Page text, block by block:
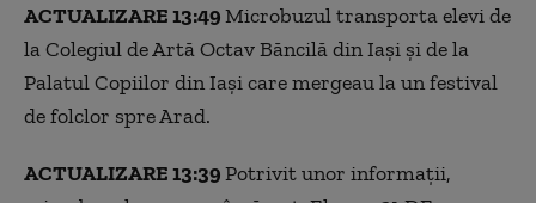
ACTUALIZARE 13:49Microbuzul transporta elevi de
la Colegiul de Artă Octav Băncilă din Iași și de la
Palatul Copiilor din Iași care mergeau la un festival
de folclor spre Arad.
ACTUALIZARE 13:39Potrivit unor informații,